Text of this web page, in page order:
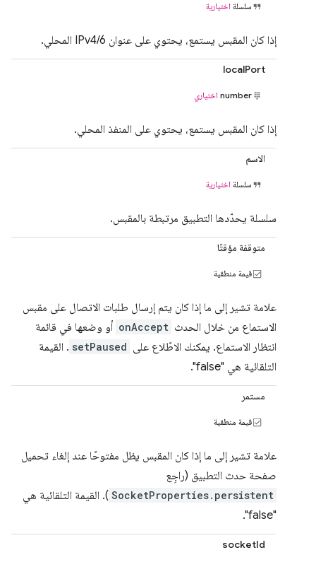
سلسلة اختيارية
إذا كان المقبس يستمع، يحتوي على عنوان IPv4/6 المحلي.
localPort
number اختياري
إذا كان المقبس يستمع، يحتوي على المنفذ المحلي.
الاسم
سلسلة اختيارية
سلسلة يحدّدها التطبيق مرتبطة بالمقبس.
متوقفة مؤقتًا
قيمة منطقية
علامة تشير إلى ما إذا كان يتم إرسال طلبات الاتصال على مقبس
الاستماع من خلال الحدث onAccept أو وضعها في قائمة
انتظار الاستماع. يمكنك الاطّلاع على setPaused . القيمة
التلقائية هي "false".
مستمر
قيمة منطقية
علامة تشير إلى ما إذا كان المقبس يظل مفتوحًا عند إلغاء تحميل
صفحة حدث التطبيق (راجِع
SocketProperties.persistent ). القيمة التلقائية هي
"false".
socketId